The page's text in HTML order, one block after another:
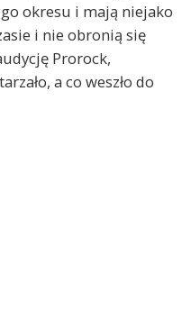
okresu i mają niejako
i nie obronią się
Prorock,
a co weszło do